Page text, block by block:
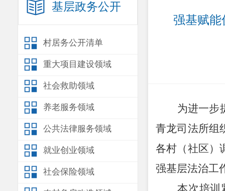
基层政务公开
村居务公开清单
重大项目建设领域
社会救助领域
养老服务领域
公共法律服务领域
就业创业领域
社会保险领域
强基赋
为进一步
青龙司法所组
各村（社区）
强基层法治工
本次培训